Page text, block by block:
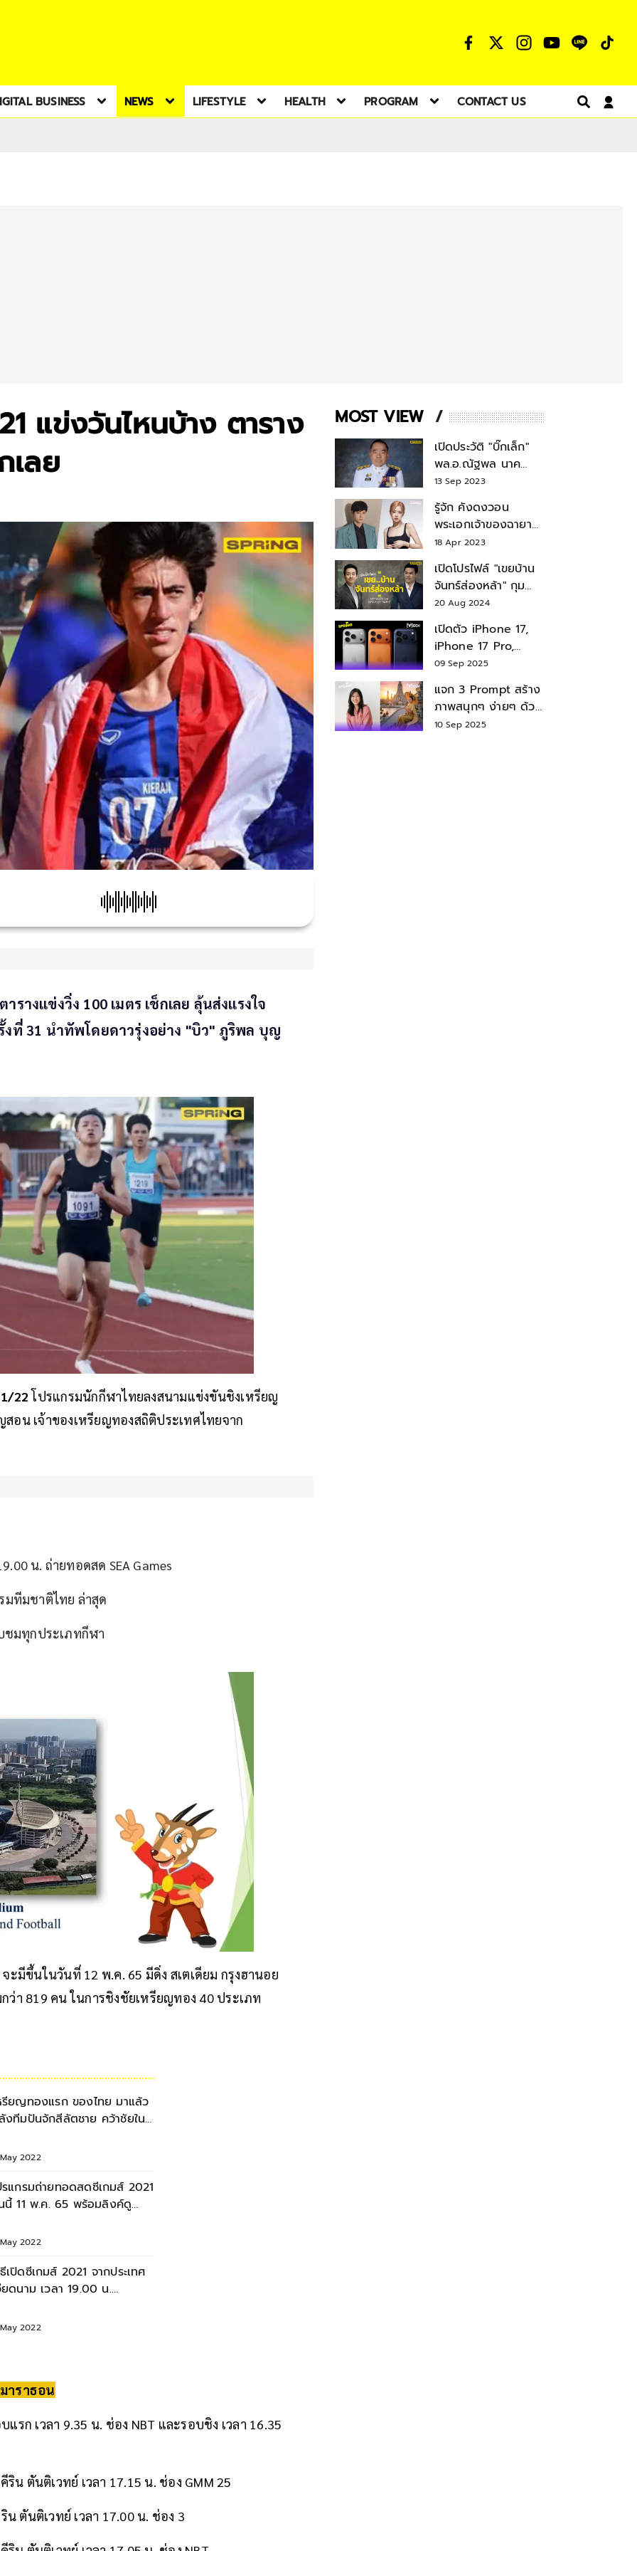
BUSINESS NEWS LIFESTYLE HEALTH PROGRAM CONTACT US
แข่งวันไหนบ้าง ตาราง
เลย
างแข่งวิ่ง 100 เมตร เช็กเลย ลุ้นส่งแรงใจ
งที่ 31 นำทัพโดยดาวรุ่งอย่าง "บิว" ภูริพล บุญ
22โปรแกรมนักกีฬาไทยลงสนามแข่งขันชิงเหรียญ
น เจ้าของเหรียญทองสถิติประเทศไทยจาก
น. ถ่ายทอดสด SEA Games
มทีมชาติไทย ล่าสุด
ชมทุกประเภทกีฬา
ะมีขึ้นในวันที่ 12 พ.ค. 65 มีดิ่ง สเตเดียม กรุงฮานอย
ว่า 819 คน ในการชิงชัยเหรียญทอง 40 ประเภท
รียญทองแรก ของไทย มาแล้ว
งทีมปันจักสีลัตชาย คว้าชัยใน
May 2022
รแกรมถ่ายทอดสดซีเกมส์ 2021
นี้ 11 พ.ค. 65 พร้อมลิงค์ดู
May 2022
เปิดซีเกมส์ 2021 จากประเทศ
ยดนาม เวลา 19.00 น.
May 2022
าราธอน
ก เวลา 9.35 น. ช่อง NBT และรอบชิง เวลา 16.35
น ตันติเวทย์ เวลา 17.15 น. ช่อง GMM 25
ตันติเวทย์ เวลา 17.00 น. ช่อง 3
MOST VIEW
เปิดประวัติ "บิ๊กเล็ก"
พล.อ.ณัฐพล นาค
พาณิชย์ จากเลขาฯ
สมช.-เลขาฯ
รมว.กลาโหม
13 Sep 2023
รู้จัก คังดงวอน
พระเอกเจ้าของฉายา
สมบัติแห่งชาติ หลังมี
18 Apr 2023
เปิดโปรไฟล์ "เขยบ้าน
จันทร์ส่องหล้า" กุม
บังเหียนธุรกิจตระกูล
"ชินวัตร"
20 Aug 2024
เปิดตัว iPhone 17,
iPhone 17 Pro,
iPhone 17 Air สเปค
09 Sep 2025
แจก 3 Prompt สร้าง
ภาพสนุกๆ ง่ายๆ ด้วย
Nano Banana ใน
10 Sep 2025